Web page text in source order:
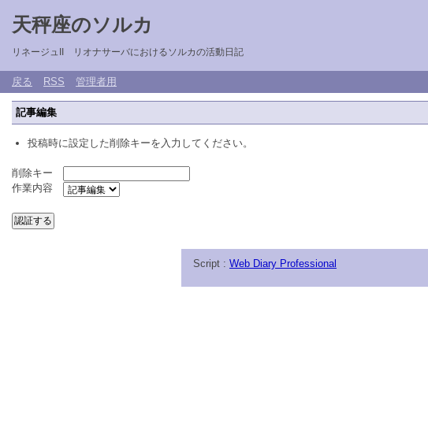
天秤座のソルカ
リネージュII リオナサーバにおけるソルカの活動日記
戻る RSS 管理者用
記事編集
投稿時に設定した削除キーを入力してください。
削除キー
作業内容
Script : Web Diary Professional